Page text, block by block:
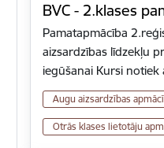
BVC - 2.klases
Pamatapmācība
aizsardzības līdzekļu
iegūšanai Kursi notiek
Augu aizsardzības
Otrās klases lietotāju